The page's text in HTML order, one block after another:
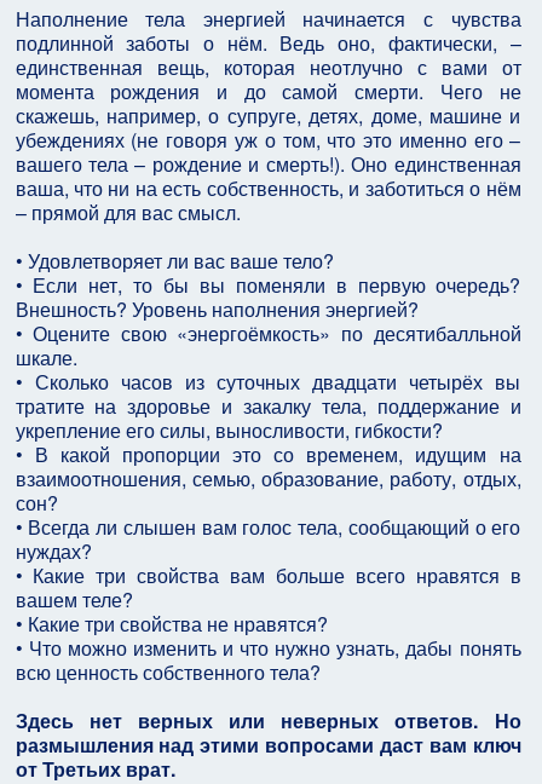
Наполнение тела энергией начинается с чувства
подлинной заботы о нём. Ведь оно, фактически, –
единственная вещь, которая неотлучно с вами от
момента рождения и до самой смерти. Чего не
скажешь, например, о супруге, детях, доме, машине и
убеждениях (не говоря уж о том, что это именно его –
вашего тела – рождение и смерть!). Оно единственная
ваша, что ни на есть собственность, и заботиться о нём
– прямой для вас смысл.
• Удовлетворяет ли вас ваше тело?
• Если нет, то бы вы поменяли в первую очередь?
Внешность? Уровень наполнения энергией?
• Оцените свою «энергоёмкость» по десятибалльной
шкале.
• Сколько часов из суточных двадцати четырёх вы
тратите на здоровье и закалку тела, поддержание и
укрепление его силы, выносливости, гибкости?
• В какой пропорции это со временем, идущим на
взаимоотношения, семью, образование, работу, отдых,
сон?
• Всегда ли слышен вам голос тела, сообщающий о его
нуждах?
• Какие три свойства вам больше всего нравятся в
вашем теле?
• Какие три свойства не нравятся?
• Что можно изменить и что нужно узнать, дабы понять
всю ценность собственного тела?
Здесь нет верных или неверных ответов. Но
размышления над этими вопросами даст вам ключ
от Третьих врат.